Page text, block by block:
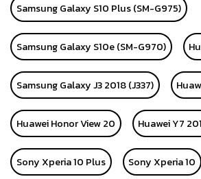
Samsung Galaxy S10 Plus (SM-G975)
Samsung Galaxy S10e (SM-G970)
Samsung Galaxy J3 2018 (J337)
Huawei Honor View 20 Huawei Y7
Sony Xperia 10 Plus Sony Xperia 10